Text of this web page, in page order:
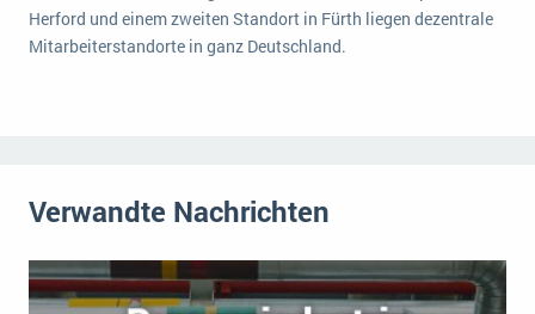
Herford und einem zweiten Standort in Fürth liegen dezentrale
Mitarbeiterstandorte in ganz Deutschland.
Verwandte Nachrichten